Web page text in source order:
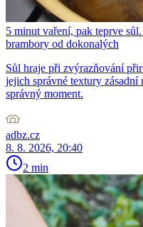
5 minut vaření, pak teprve
brambory od dokonalých
Sůl hraje při zvýrazňování
jejich správné textury
správný moment.
adbz.cz
8. 8. 2026, 20:40
2 min